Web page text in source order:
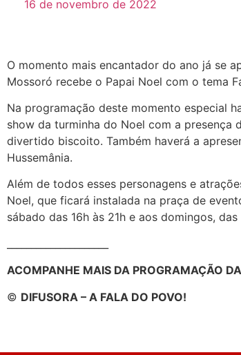
16 de novembro de 2022
O momento mais encantador do ano já se
Mossoró recebe o Papai Noel com o tema
Na programação deste momento especial
show da turminha do Noel com a presença
divertido biscoito. Também haverá a
Hussemânia.
Além de todos esses personagens e
Noel, que ficará instalada na praça de
sábado das 16h às 21h e aos domingos,
ACOMPANHE MAIS DA PROGRAMAÇÃO
© DIFUSORA – A FALA DO POVO!